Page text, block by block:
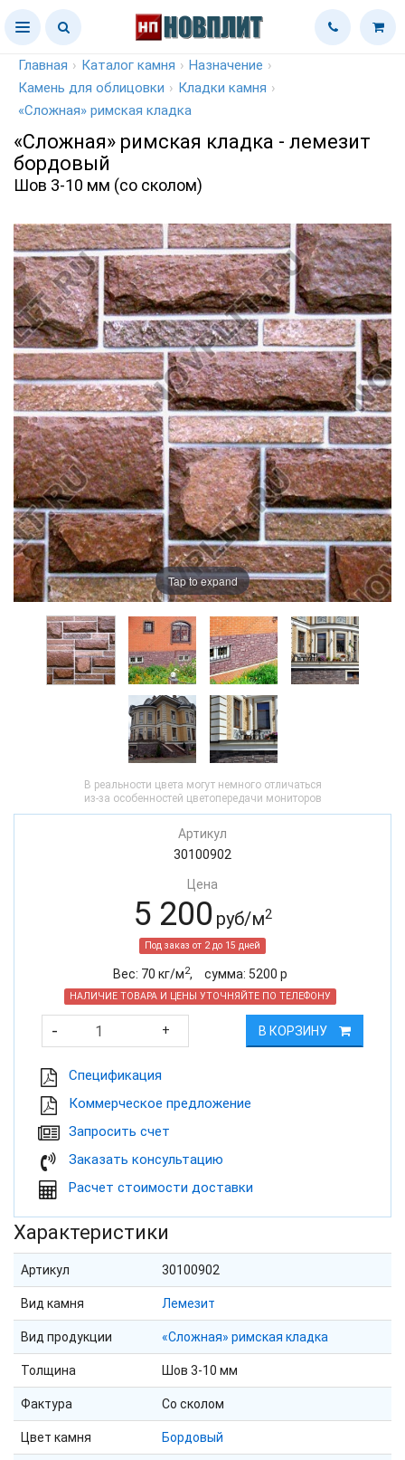
Главная › Каталог камня › Назначение ›
Камень для облицовки › Кладки камня ›
«Сложная» римская кладка
«Сложная» римская кладка - лемезит
бордовый
Шов 3-10 мм (со сколом)
Tap to expand
В реальности цвета могут немного отличаться
из-за особенностей цветопередачи мониторов
Артикул
30100902
Цена
5 200 руб/м2
Под заказ от 2 до 15 дней
Вес: 70 кг/м2, cумма: 5200 р
НАЛИЧИЕ ТОВАРА И ЦЕНЫ УТОЧНЯЙТЕ ПО ТЕЛЕФОНУ
- + В КОРЗИНУ
Cпецификация
Коммерческое предложение
Запросить счет
Заказать консультацию
Расчет стоимости доставки
Характеристики
Артикул 30100902
Вид камня Лемезит
Вид продукции «Сложная» римская кладка
Толщина Шов 3-10 мм
Фактура Со сколом
Цвет камня Бордовый